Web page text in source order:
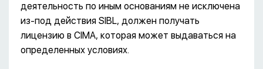
деятельность по иным основаниям не исключена
из-под действия SIBL, должен получать
лицензию в CIMA, которая может выдаваться на
определенных условиях.